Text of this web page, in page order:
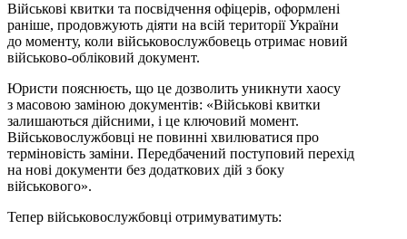
Військові квитки та посвідчення офіцерів, оформлені
раніше, продовжують діяти на всій території України
до моменту, коли військовослужбовець отримає новий
військово-обліковий документ.
Юристи пояснюєть, що це дозволить уникнути хаосу
з масовою заміною документів: «Військові квитки
залишаються дійсними, і це ключовий момент.
Військовослужбовці не повинні хвилюватися про
терміновість заміни. Передбачений поступовий перехід
на нові документи без додаткових дій з боку
військового».
Тепер військовослужбовці отримуватимуть: